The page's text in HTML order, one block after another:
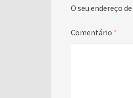
O seu endereço
Comentário *